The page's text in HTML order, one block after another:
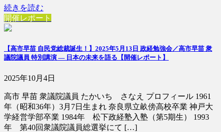
続きを読む
開催レポート
【高市早苗 自民党総裁誕生！】2025年5月13日 政経勉強会／高市早苗 衆
議院議員 特別講演 ― 日本の未来を語る【開催レポート】
2025年10月4日
高市 早苗 衆議院議員 たかいち さなえ プロフィール 1961
年（昭和36年）3月7日生まれ 奈良県立畝傍高校卒業 神戸大
学経営学部卒業 1984年 松下政経塾入塾（第5期生） 1993
年 第40回衆議院議員総選挙にて […]